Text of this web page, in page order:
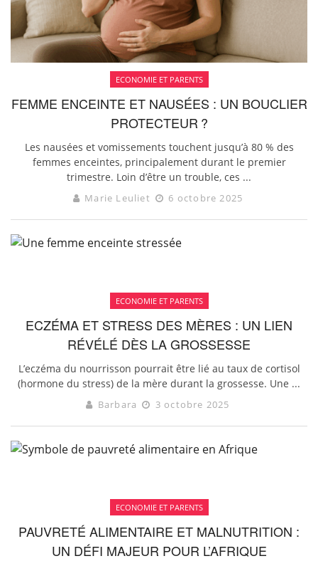
ECONOMIE ET PARENTS
FEMME ENCEINTE ET NAUSÉES : UN BOUCLIER
PROTECTEUR ?
Les nausées et vomissements touchent jusqu’à 80 % des
femmes enceintes, principalement durant le premier
trimestre. Loin d’être un trouble, ces ...
Marie Leuliet 6 octobre 2025
ECONOMIE ET PARENTS
ECZÉMA ET STRESS DES MÈRES : UN LIEN
RÉVÉLÉ DÈS LA GROSSESSE
L’eczéma du nourrisson pourrait être lié au taux de cortisol
(hormone du stress) de la mère durant la grossesse. Une ...
Barbara 3 octobre 2025
ECONOMIE ET PARENTS
PAUVRETÉ ALIMENTAIRE ET MALNUTRITION :
UN DÉFI MAJEUR POUR L’AFRIQUE